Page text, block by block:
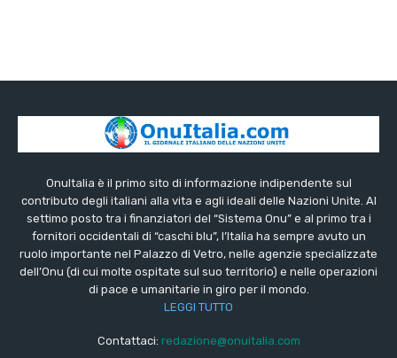
OnuItalia è il primo sito di informazione indipendente sul
contributo degli italiani alla vita e agli ideali delle Nazioni Unite. Al
settimo posto tra i finanziatori del “Sistema Onu” e al primo tra i
fornitori occidentali di “caschi blu”, l’Italia ha sempre avuto un
ruolo importante nel Palazzo di Vetro, nelle agenzie specializzate
dell’Onu (di cui molte ospitate sul suo territorio) e nelle operazioni
di pace e umanitarie in giro per il mondo.
LEGGI TUTTO
Contattaci: redazione@onuitalia.com